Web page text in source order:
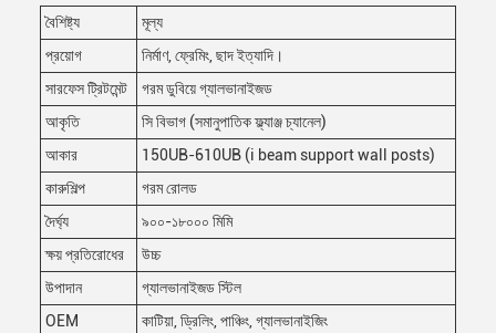
বৈশিষ্ট্য
মূল্য
প্রয়োগ
নির্মাণ, ফ্রেমিং, ছাদ ইত্যাদি।
সারফেস ট্রিটমেন্ট
গরম ডুবিয়ে গ্যালভানাইজড
আকৃতি
সি বিভাগ (সমানুপাতিক ফ্ল্যাঞ্জ চ্যানেল)
আকার
150UB-610UB (i beam support wall posts)
কারুশিল্প
গরম রোলড
দৈর্ঘ্য
৯০০-১৮০০০ মিমি
ক্ষয় প্রতিরোধের
উচ্চ
উপাদান
গ্যালভানাইজড স্টিল
OEM
কাটিয়া, ড্রিলিং, পাঞ্চিং, গ্যালভানাইজিং